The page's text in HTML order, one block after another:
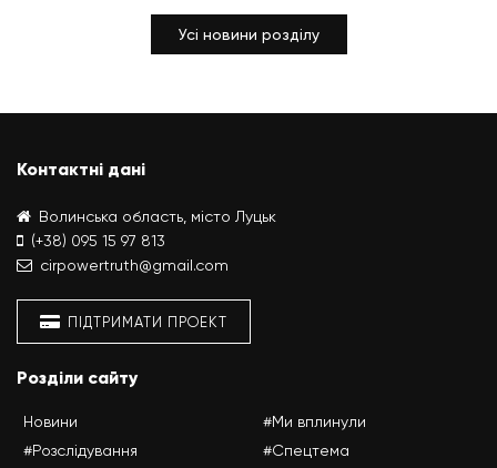
Усі новини розділу
Контактні дані
Волинська область, місто Луцьк
(+38) 095 15 97 813
cirpowertruth@gmail.com
ПІДТРИМАТИ ПРОЕКТ
Розділи сайту
Новини
#Розслідування
#Ми вплинули
#Спецтема